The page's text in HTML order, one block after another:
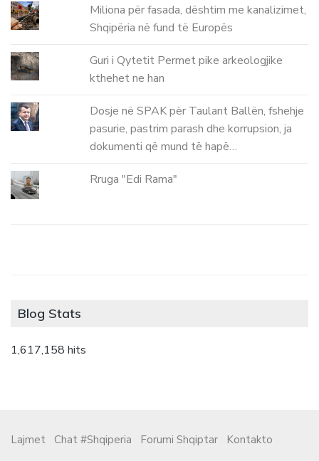
Miliona për fasada, dështim me kanalizimet,
Shqipëria në fund të Europës
Guri i Qytetit Permet pike arkeologjike
kthehet ne han
Dosje në SPAK për Taulant Ballën, fshehje
pasurie, pastrim parash dhe korrupsion, ja
dokumenti që mund të hapë…
Rruga "Edi Rama"
Blog Stats
1,617,158 hits
Lajmet Chat #Shqiperia Forumi Shqiptar
Kontakto